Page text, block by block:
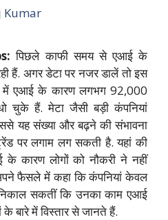
Kumar
पिछले काफी समय से एआई के
हैं. अगर डेटा पर नजर डालें तो इस
में एआई के कारण लगभग 92,000
चुके हैं. मेटा जैसी बड़ी कंपनियां
यह संख्या और बढ़ने की संभावना
पर लगाम लग सकती है. यहां की
कारण लोगों को नौकरी ने नहीं
फैसले में कहा कि कंपनियां केवल
सकतीं कि उनका काम एआई
बारे में विस्तार से जानते हैं.